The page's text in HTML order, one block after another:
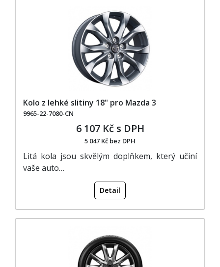
Kolo z lehké slitiny 18" pro Mazda 3
9965-22-7080-CN
6 107 Kč s DPH
5 047 Kč bez DPH
Litá kola jsou skvělým doplňkem, který učiní
vaše auto…
Detail